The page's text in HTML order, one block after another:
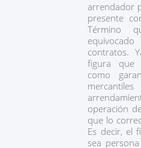
arrendador
presente
Término
contratos.
figura que
como
operación
que lo
Es decir, el
sea